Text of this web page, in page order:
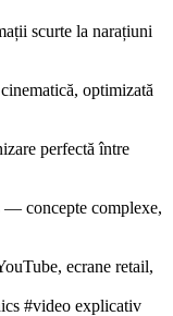
scurte la narațiuni
optimizată
perfectă între
concepte complexe,
ecrane retail,
#video explicativ